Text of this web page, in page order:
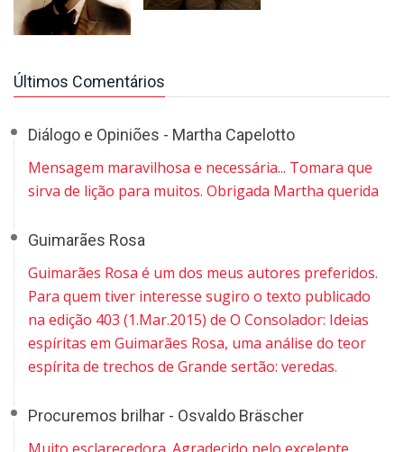
Últimos Comentários
Diálogo e Opiniões - Martha Capelotto
Mensagem maravilhosa e necessária... Tomara que
sirva de lição para muitos. Obrigada Martha querida
Guimarães Rosa
Guimarães Rosa é um dos meus autores preferidos.
Para quem tiver interesse sugiro o texto publicado
na edição 403 (1.Mar.2015) de O Consolador: Ideias
espíritas em Guimarães Rosa, uma análise do teor
espírita de trechos de Grande sertão: veredas.
Procuremos brilhar - Osvaldo Bräscher